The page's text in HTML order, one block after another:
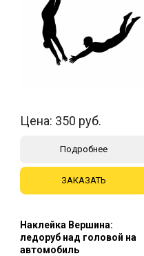
Цена: 350 руб.
Подробнее
ЗАКАЗАТЬ
Наклейка Вершина:
ледоруб над головой на
автомобиль